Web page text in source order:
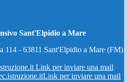
Sant'Elpidio a Mare
114 - 63811 Sant'Elpidio a Mare (FM)
Link per inviare una mail
Link per inviare una mail